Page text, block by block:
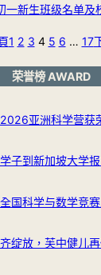
一新生班级名单及
1 2 3 4 5 6 … 17
荣誉榜 AWARD
亚洲科学营获
子到新加坡大学报
国科学与数学竞
绽放，芙中健儿